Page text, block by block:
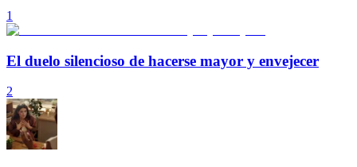
1
El duelo silencioso de hacerse mayor y envejecer
2